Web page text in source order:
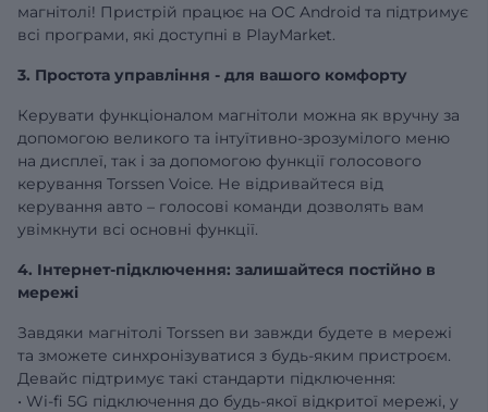
магнітолі! Пристрій працює на ОС Android та підтримує
всі програми, які доступні в PlayMarket.
3. Простота управління - для вашого комфорту
Керувати функціоналом магнітоли можна як вручну за
допомогою великого та інтуїтивно-зрозумілого меню
на дисплеї, так і за допомогою функції голосового
керування Torssen Voice. Не відривайтеся від
керування авто – голосові команди дозволять вам
увімкнути всі основні функції.
4. Інтернет-підключення: залишайтеся постійно в
мережі
Завдяки магнітолі Torssen ви завжди будете в мережі
та зможете синхронізуватися з будь-яким пристроєм.
Девайс підтримує такі стандарти підключення:
• Wi-fi 5G підключення до будь-якої відкритої мережі, у